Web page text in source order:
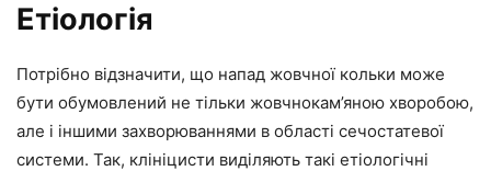
Етіологія
Потрібно відзначити, що напад жовчної кольки може
бути обумовлений не тільки жовчнокам’яною хворобою,
але і іншими захворюваннями в області сечостатевої
системи. Так, клініцисти виділяють такі етіологічні